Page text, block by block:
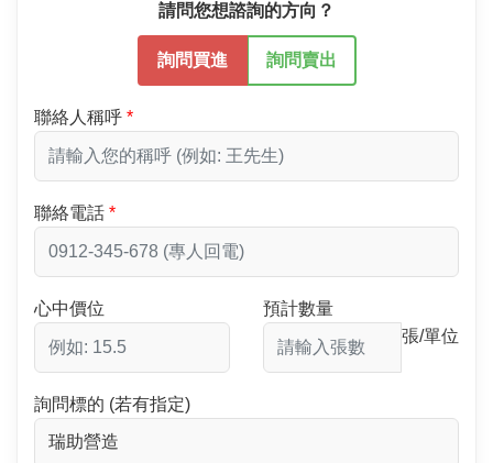
請問您想諮詢的方向？
詢問買進 詢問賣出
聯絡人稱呼
聯絡電話
心中價位
預計數量
張/單位
詢問標的 (若有指定)